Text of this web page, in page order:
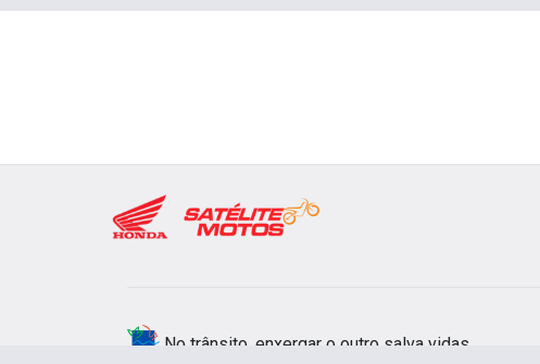
No trânsito, enxergar o outro salva vidas.